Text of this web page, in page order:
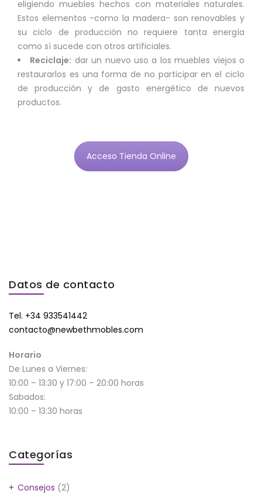
eligiendo muebles hechos con materiales naturales.
Estos elementos -como la madera- son renovables y
su ciclo de producción no requiere tanta energía
como sí sucede con otros artificiales.
Reciclaje: dar un nuevo uso a los muebles viejos o
restaurarlos es una forma de no participar en el ciclo
de producción y de gasto energético de nuevos
productos.
Acceso Tienda Online
Datos de contacto
Tel. +34 933541442
contacto@newbethmobles.com
Horario
De Lunes a Viernes:
10:00 – 13:30 y 17:00 – 20:00 horas
Sabados:
10:00 – 13:30 horas
Categorías
Consejos (2)